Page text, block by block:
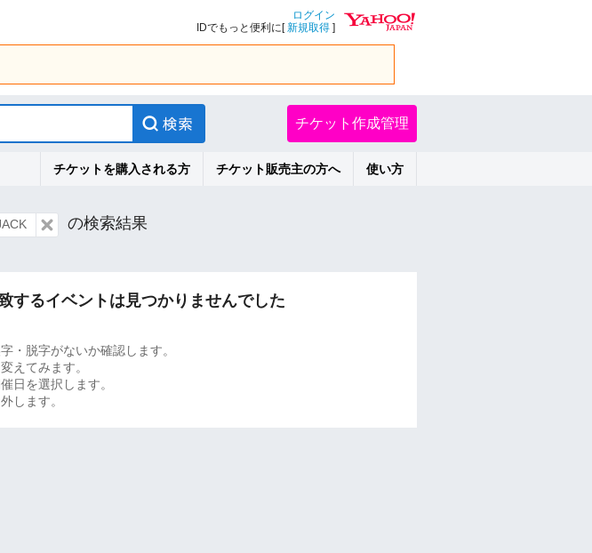
ログイン
IDでもっと便利に[新規取得 ]
チケット作成管理
チケットを購入される方 チケット販売主の方へ 使い方
の検索結果
するイベントは見つかりませんでした
・脱字がないか確認します。
えてみます。
日を選択します。
します。